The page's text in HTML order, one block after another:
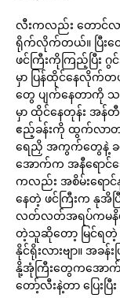
လီးကလည်း တောင်လ
ရိုက်လိုက်တယ်။ ပြီး
ဖင်ကြီးကိုကြည့်ပြီး
မှာ ပြန်ထိုင်နေလိုက်
တွေ ပျက်နေတာကို
မှာ ထိုင်နေတုန်း အန်
ဧည့်ခန်းကို ထွက်လာတယ်
ရေညှိ အကွက်တွေနဲ့ ခပ်
အောက်က အနီရောင်
ကလည်း အစိမ်းရော
နေတဲ့ ဖင်ကြီးက နုအိပ
လတ်လတ်အရပ်ကမနိမ့်
တဲ့သူဆိုတော့ မြင်ရတဲ့
နိုင်ရိုးလားဗျာ။ အခ
နို့အုံကြီးတွေကအော
တော့်လီးနဲ့တာ ပြေးပ